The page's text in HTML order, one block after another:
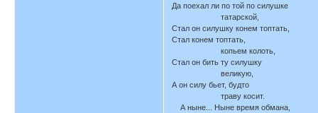
Да поехал ли по той по силушке
татарской,
Стал он силушку конем топтать,
Стал конем топтать,
копьем колоть,
Стал он бить ту силушку
великую,
А он силу бьет, будто
траву косит.
А ныне... Ныне время обмана,